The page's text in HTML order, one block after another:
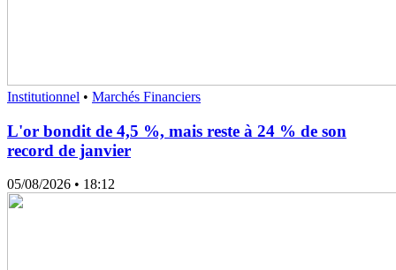
Institutionnel • Marchés Financiers
L'or bondit de 4,5 %, mais reste à 24 % de son
record de janvier
05/08/2026 • 18:12